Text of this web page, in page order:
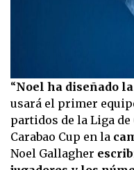
“Noel ha diseñado
usará el primer
partidos de la Liga de
Carabao Cup en la
Noel Gallagher